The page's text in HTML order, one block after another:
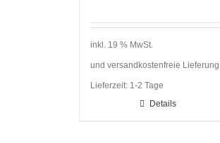
inkl. 19 % MwSt.
und versandkostenfreie Lieferung
Lieferzeit: 1-2 Tage
Details